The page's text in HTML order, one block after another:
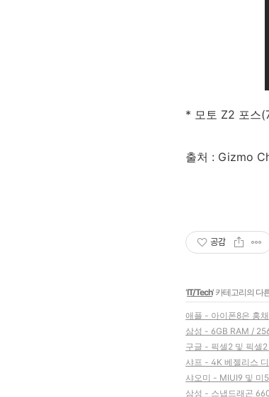
* 모토 Z2 포스
출처 : Gizmo
공감
'IT/Tech' 카테고리의 다
애플 - 아이폰8은 홍
삼성 - 6GB RAM /
구글 - 픽셀2 및 픽셀
샤프 - 4K 베젤리스
샤오미 - MIUI9 및 미
삼성 - 스냅드래곤